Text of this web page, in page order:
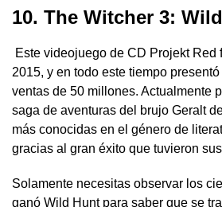
10. The Witcher 3:
Este videojuego de CD Projekt Red
2015, y en todo este tiempo
ventas de 50 millones. Actualmente
saga de aventuras del brujo Geralt
más conocidas en el género de
gracias al gran éxito que tuvieron
Solamente necesitas observar los
ganó Wild Hunt para saber que se